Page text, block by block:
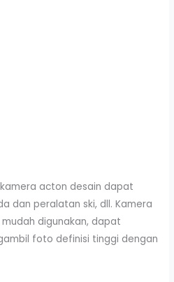
acton desain dapat
dan peralatan ski, dll. Kamera
digunakan, dapat
foto definisi tinggi dengan